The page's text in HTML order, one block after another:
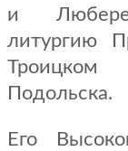
и
литургию
Подольска.
Его